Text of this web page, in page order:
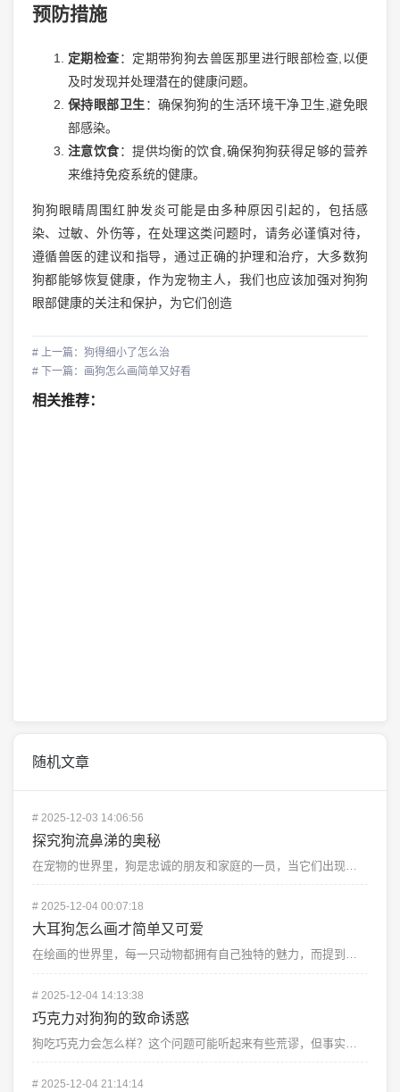
预防措施
定期检查：定期带狗狗去兽医那里进行眼部检查,以便
及时发现并处理潜在的健康问题。
保持眼部卫生：确保狗狗的生活环境干净卫生,避免眼
部感染。
注意饮食：提供均衡的饮食,确保狗狗获得足够的营养
来维持免疫系统的健康。
狗狗眼睛周围红肿发炎可能是由多种原因引起的，包括感
染、过敏、外伤等，在处理这类问题时，请务必谨慎对待，
遵循兽医的建议和指导，通过正确的护理和治疗，大多数狗
狗都能够恢复健康，作为宠物主人，我们也应该加强对狗狗
眼部健康的关注和保护，为它们创造
# 上一篇：狗得细小了怎么治
# 下一篇：画狗怎么画简单又好看
相关推荐：
随机文章
# 2025-12-03 14:06:56
探究狗流鼻涕的奥秘
在宠物的世界里，狗是忠诚的朋友和家庭的一员，当它们出现流鼻涕的情况时，主人往往会感到困惑和担忧，狗流...
# 2025-12-04 00:07:18
大耳狗怎么画才简单又可爱
在绘画的世界里，每一只动物都拥有自己独特的魅力，而提到最让人难以抗拒的，非大耳朵狗狗莫属了，它们那圆...
# 2025-12-04 14:13:38
巧克力对狗狗的致命诱惑
# 2025-12-04 21:14:14